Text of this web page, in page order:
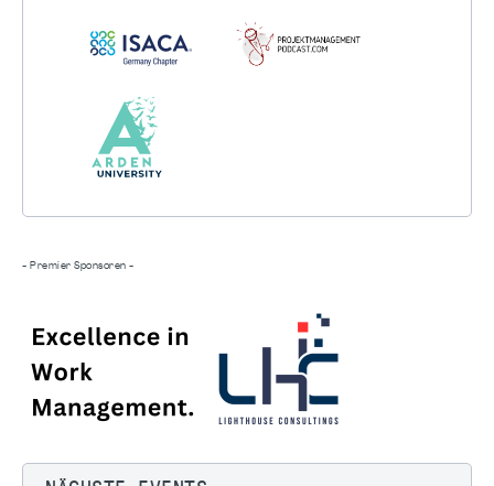
- Premier Sponsoren -